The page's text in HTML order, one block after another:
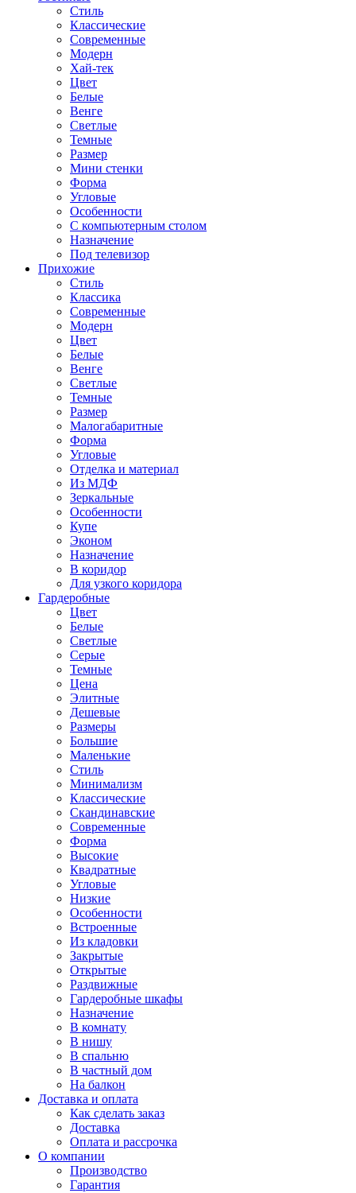
Стиль
Классические
Современные
Модерн
Хай-тек
Цвет
Белые
Венге
Светлые
Темные
Размер
Мини стенки
Форма
Угловые
Особенности
С компьютерным столом
Назначение
Под телевизор
Прихожие
Стиль
Классика
Современные
Модерн
Цвет
Белые
Венге
Светлые
Темные
Размер
Малогабаритные
Форма
Угловые
Отделка и материал
Из МДФ
Зеркальные
Особенности
Купе
Эконом
Назначение
В коридор
Для узкого коридора
Гардеробные
Цвет
Белые
Светлые
Серые
Темные
Цена
Элитные
Дешевые
Размеры
Большие
Маленькие
Стиль
Минимализм
Классические
Скандинавские
Современные
Форма
Высокие
Квадратные
Угловые
Низкие
Особенности
Встроенные
Из кладовки
Закрытые
Открытые
Раздвижные
Гардеробные шкафы
Назначение
В комнату
В нишу
В спальню
В частный дом
На балкон
Доставка и оплата
Как сделать заказ
Доставка
Оплата и рассрочка
О компании
Производство
Гарантия